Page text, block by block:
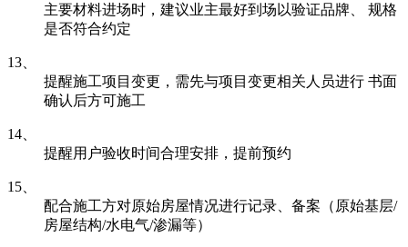
主要材料进场时，建议业主最好到场以验证品牌、 规格
是否符合约定
13、
提醒施工项目变更，需先与项目变更相关人员进行 书面
确认后方可施工
14、
提醒用户验收时间合理安排，提前预约
15、
配合施工方对原始房屋情况进行记录、备案（原始基层/
房屋结构/水电气/渗漏等）